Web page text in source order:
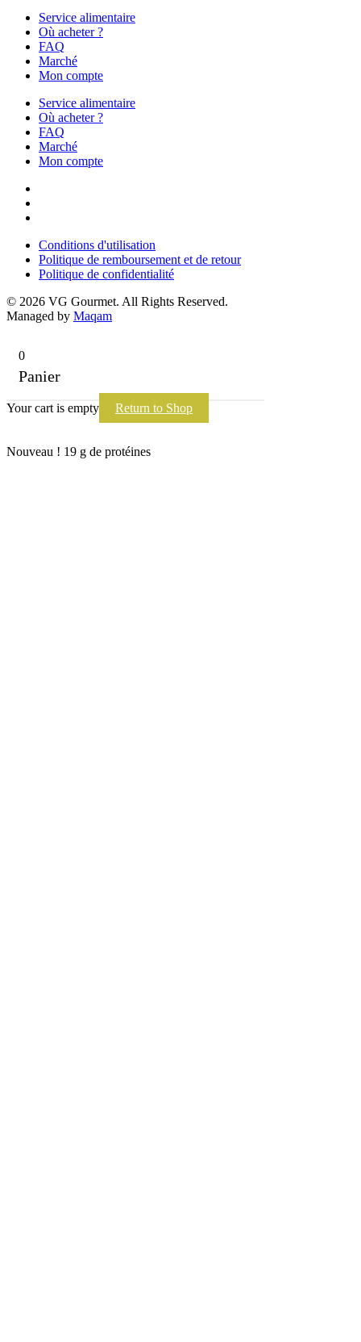
Service alimentaire
Où acheter ?
FAQ
Marché
Mon compte
Service alimentaire
Où acheter ?
FAQ
Marché
Mon compte
Conditions d'utilisation
Politique de remboursement et de retour
Politique de confidentialité
© 2026 VG Gourmet. All Rights Reserved.
Managed by Maqam
0
Panier
Your cart is empty Return to Shop
Nouveau ! 19 g de protéines